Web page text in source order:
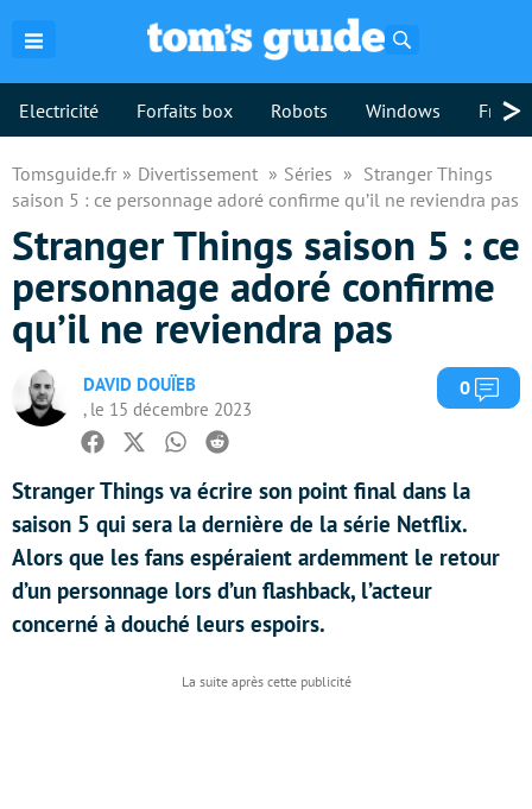
Electricité Forfaits box Robots Windows >
Tomsguide.fr Divertissement Séries
Stranger Things
saison 5 : ce personnage adoré confirme qu’il ne reviendra pas
Stranger Things saison 5 : ce
personnage adoré confirme
qu’il ne reviendra pas
DAVID DOUÏEB
, le 15 décembre 2023
0
Facebook
TwitterWhatsapp
Reddit
Stranger Things va écrire son point final dans la
saison 5 qui sera la dernière de la série Netflix.
Alors que les fans espéraient ardemment le retour
d’un personnage lors d’un flashback, l’acteur
concerné à douché leurs espoirs.